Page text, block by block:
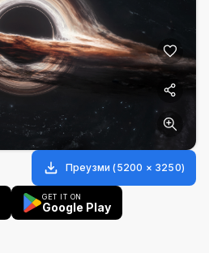
Преузми (5200 × 3250)
GET IT ON
Google Play